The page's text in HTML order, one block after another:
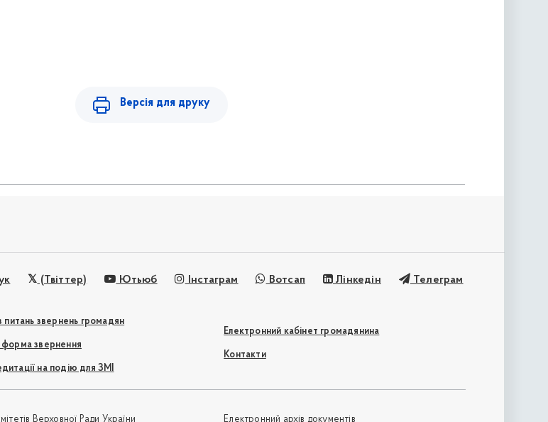
Версія для друку
(Твіттер) Ютьюб Інстаграм Вотсап Лінкедін Телеграм
питань звернень громадян
форма звернення
на подію для ЗМІ
Електронний кабінет громадянина
Контакти
Верховної Ради України Електронний архів документів